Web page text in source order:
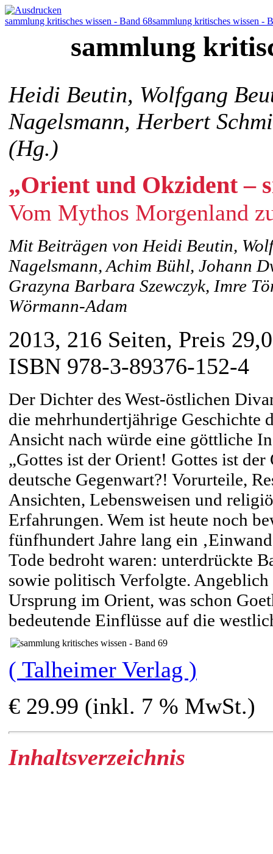
sammlung kritisches wissen - Band 68sammlung kritisches wissen -
sammlung
Heidi Beutin, Wolfgang
Nagelsmann, Herbert
(Hg.)
„Orient und Okzident –
Vom Mythos Morgenland
Mit Beiträgen von Heidi Beutin,
Nagelsmann, Achim Bühl, Johann
Grazyna Barbara Szewczyk, Imre
Wörmann-Adam
2013, 216 Seiten, Preis
ISBN 978-3-89376-152-4
Der Dichter des West-östlichen
die mehrhundertjährige Geschichte
Ansicht nach würde eine göttliche
„Gottes ist der Orient! Gottes ist
deutsche Gegenwart?! Vorurteile,
Ansichten, Lebensweisen und
Erfahrungen. Wem ist heute noch
fünfhundert Jahre lang ein
Tode bedroht waren: unterdrückte
sowie politisch Verfolgte. Angeblich
Ursprung im Orient, was schon
bedeutende Einflüsse auf die
( Talheimer Verlag )
€ 29.99 (inkl. 7 % MwSt.)
Inhaltsverzeichnis